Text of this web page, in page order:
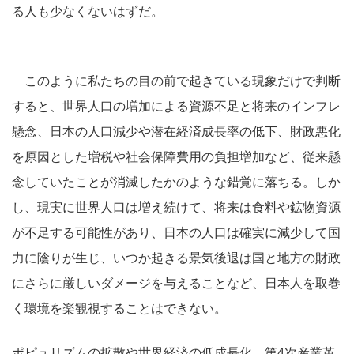
る人も少なくないはずだ。
このように私たちの目の前で起きている現象だけで判断
すると、世界人口の増加による資源不足と将来のインフレ
懸念、日本の人口減少や潜在経済成長率の低下、財政悪化
を原因とした増税や社会保障費用の負担増加など、従来懸
念していたことが消滅したかのような錯覚に落ちる。しか
し、現実に世界人口は増え続けて、将来は食料や鉱物資源
が不足する可能性があり、日本の人口は確実に減少して国
力に陰りが生じ、いつか起きる景気後退は国と地方の財政
にさらに厳しいダメージを与えることなど、日本人を取巻
く環境を楽観視することはできない。